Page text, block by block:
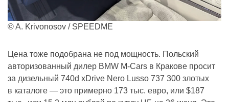
© A. Krivonosov / SPEEDME
Цена тоже подобрана не под мощность. Польский
авторизованный дилер BMW M-Cars в Кракове просит
за дизельный 740d xDrive Nero Lusso 737 300 злотых
в каталоге — это примерно 173 тыс. евро, или $187